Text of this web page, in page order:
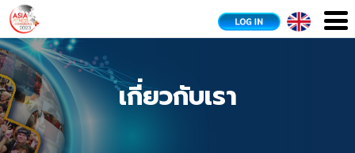
เกี่ยวกับเรา